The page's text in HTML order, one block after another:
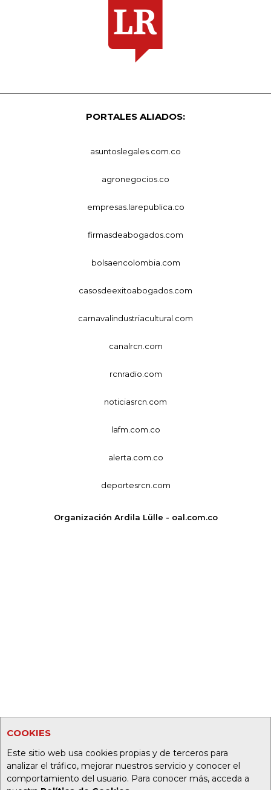
COOKIES
Este sitio web usa cookies propias y de terceros para
analizar el tráfico, mejorar nuestros servicio y conocer el
comportamiento del usuario. Para conocer más, acceda a
PORTALES ALIADOS:
asuntoslegales.com.co
agronegocios.co
empresas.larepublica.co
firmasdeabogados.com
bolsaencolombia.com
casosdeexitoabogados.com
carnavalindustriacultural.com
canalrcn.com
rcnradio.com
noticiasrcn.com
lafm.com.co
alerta.com.co
deportesrcn.com
Organización Ardila Lülle - oal.com.co